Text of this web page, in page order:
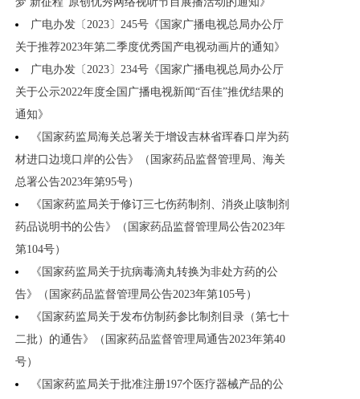
广电办发〔2023〕245号《国家广播电视总局办公厅
关于推荐2023年第二季度优秀国产电视动画片的通知》
广电办发〔2023〕234号《国家广播电视总局办公厅
关于公示2022年度全国广播电视新闻“百佳”推优结果的
通知》
《国家药监局海关总署关于增设吉林省珲春口岸为药
材进口边境口岸的公告》（国家药品监督管理局、海关
总署公告2023年第95号）
《国家药监局关于修订三七伤药制剂、消炎止咳制剂
药品说明书的公告》（国家药品监督管理局公告2023年
第104号）
《国家药监局关于抗病毒滴丸转换为非处方药的公
告》（国家药品监督管理局公告2023年第105号）
《国家药监局关于发布仿制药参比制剂目录（第七十
二批）的通告》（国家药品监督管理局通告2023年第40
号）
《国家药监局关于批准注册197个医疗器械产品的公